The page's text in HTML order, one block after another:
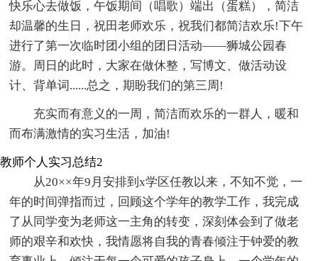
快乐心去做饭，午饭期间（唱歌）端出（蛋糕），简洁
却温馨的生日，祝田老师欢乐，祝我们都简洁欢乐!下午
进行了第一次临时团小组的团日活动――狮城公园春
游。周日的此时，大家在做休整，写博文、做活动设
计、背单词......总之，期盼我们的第三周!
充实而有意义的一周，简洁而欢乐的一群人，暖和
而布满激情的实习生活，加油!
教师个人实习总结2
从20××年9月安排到x学区任教以来，不知不觉，一
年的时间弹指而过，回顾这个学年的教学工作，我完成
了从同学变为老师这一主角的转变，深刻体会到了做老
师的艰辛和欢快，我情愿将自我的青春倾注于钟爱的教